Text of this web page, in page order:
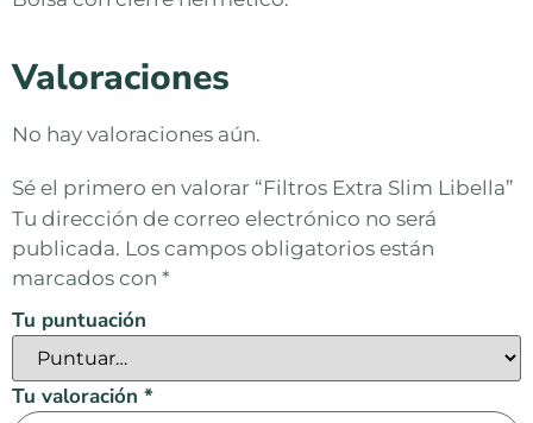
Valoraciones
No hay valoraciones aún.
Sé el primero en valorar “Filtros Extra Slim Libella”
Tu dirección de correo electrónico no será
publicada. Los campos obligatorios están
marcados con *
Tu puntuación
Tu valoración *